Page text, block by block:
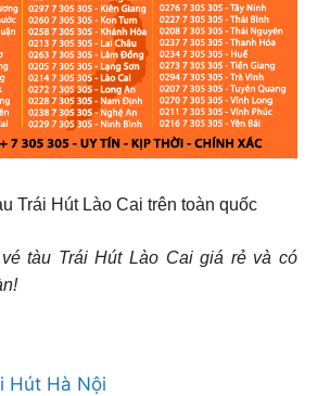
Trái Hút Lào Cai trên toàn quốc
tàu Trái Hút Lào Cai giá rẻ và có
Hút Hà Nội